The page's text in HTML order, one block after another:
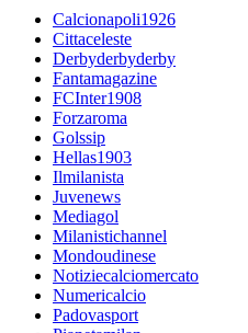
Calcionapoli1926
Cittaceleste
Derbyderbyderby
Fantamagazine
FCInter1908
Forzaroma
Golssip
Hellas1903
Ilmilanista
Juvenews
Mediagol
Milanistichannel
Mondoudinese
Notiziecalciomercato
Numericalcio
Padovasport